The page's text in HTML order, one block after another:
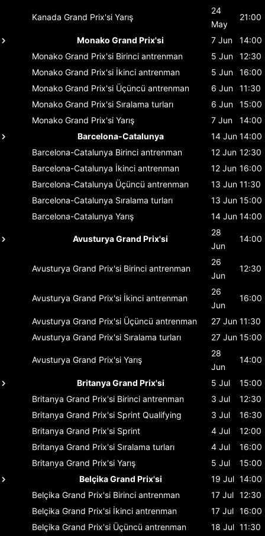
Kanada Grand Prix'si Yarış
24
May
21:00
Monako Grand Prix'si 7 Jun
14:00
Monako Grand Prix'si Birinci antrenman 5 Jun
12:30
Monako Grand Prix'si İkinci antrenman 5 Jun
16:00
Monako Grand Prix'si Üçüncü antrenman 6 Jun
11:30
Monako Grand Prix'si Sıralama turları 6 Jun
15:00
Monako Grand Prix'si Yarış 7 Jun
14:00
Barcelona-Catalunya
14 Jun 14:00
Barcelona-Catalunya Birinci antrenman 12 Jun 12:30
Barcelona-Catalunya İkinci antrenman 12 Jun 16:00
Barcelona-Catalunya Üçüncü antrenman 13 Jun 11:30
Barcelona-Catalunya Sıralama turları 13 Jun 15:00
Barcelona-Catalunya Yarış 14 Jun 14:00
Avusturya Grand Prix'si
28
Jun
14:00
Avusturya Grand Prix'si Birinci antrenman
26
Jun
12:30
Avusturya Grand Prix'si İkinci antrenman
26
Jun
16:00
Avusturya Grand Prix'si Üçüncü antrenman 27 Jun 11:30
Avusturya Grand Prix'si Sıralama turları 27 Jun 15:00
Avusturya Grand Prix'si Yarış
28
Jun
14:00
Britanya Grand Prix'si 5 Jul
15:00
Britanya Grand Prix'si Birinci antrenman 3 Jul
12:30
Britanya Grand Prix'si Sprint Qualifying 3 Jul
16:30
Britanya Grand Prix'si Sprint 4 Jul
12:00
Britanya Grand Prix'si Sıralama turları 4 Jul
16:00
Britanya Grand Prix'si Yarış 5 Jul
15:00
Belçika Grand Prix'si
19 Jul 14:00
Belçika Grand Prix'si Birinci antrenman 17 Jul 12:30
Belçika Grand Prix'si İkinci antrenman 17 Jul 16:00
Belçika Grand Prix'si Üçüncü antrenman 18 Jul 11:30